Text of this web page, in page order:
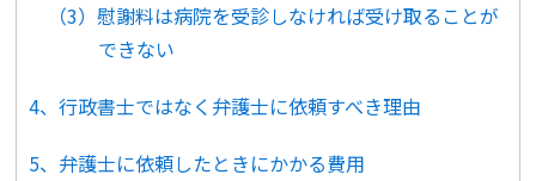
（3）慰謝料は病院を受診しなければ受け取ることが
できない
4、行政書士ではなく弁護士に依頼すべき理由
5、弁護士に依頼したときにかかる費用